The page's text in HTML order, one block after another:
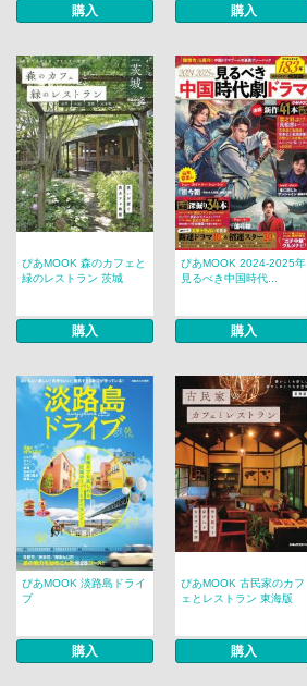
購入 購入
ぴあMOOK 森のカフェと
緑のレストラン 茨城
購入
ぴあMOOK 2024-2025年
見るべき中国時代...
購入
ぴあMOOK 淡路島ドライ
ブ
購入
ぴあMOOK 古民家のカフ
ェとレストラン 東海版
購入